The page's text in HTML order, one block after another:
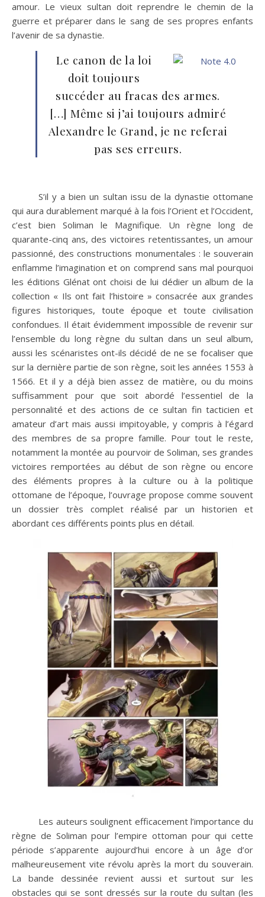
amour. Le vieux sultan doit reprendre le chemin de la
guerre et préparer dans le sang de ses propres enfants
l’avenir de sa dynastie.
Le canon de la loi
doit toujours
succéder au fracas des armes.
[…] Même si j’ai toujours admiré
Alexandre le Grand, je ne referai
pas ses erreurs.
S’il y a bien un sultan issu de la dynastie ottomane
qui aura durablement marqué à la fois l’Orient et l’Occident,
c’est bien Soliman le Magnifique. Un règne long de
quarante-cinq ans, des victoires retentissantes, un amour
passionné, des constructions monumentales : le souverain
enflamme l’imagination et on comprend sans mal pourquoi
les éditions Glénat ont choisi de lui dédier un album de la
collection « Ils ont fait l’histoire » consacrée aux grandes
figures historiques, toute époque et toute civilisation
confondues. Il était évidemment impossible de revenir sur
l’ensemble du long règne du sultan dans un seul album,
aussi les scénaristes ont-ils décidé de ne se focaliser que
sur la dernière partie de son règne, soit les années 1553 à
1566. Et il y a déjà bien assez de matière, ou du moins
suffisamment pour que soit abordé l’essentiel de la
personnalité et des actions de ce sultan fin tacticien et
amateur d’art mais aussi impitoyable, y compris à l’égard
des membres de sa propre famille. Pour tout le reste,
notamment la montée au pourvoir de Soliman, ses grandes
victoires remportées au début de son règne ou encore
des éléments propres à la culture ou à la politique
ottomane de l’époque, l’ouvrage propose comme souvent
un dossier très complet réalisé par un historien et
abordant ces différents points plus en détail.
Les auteurs soulignent efficacement l’importance du
règne de Soliman pour l’empire ottoman pour qui cette
période s’apparente aujourd’hui encore à un âge d’or
malheureusement vite révolu après la mort du souverain.
La bande dessinée revient aussi et surtout sur les
obstacles qui se sont dressés sur la route du sultan (les